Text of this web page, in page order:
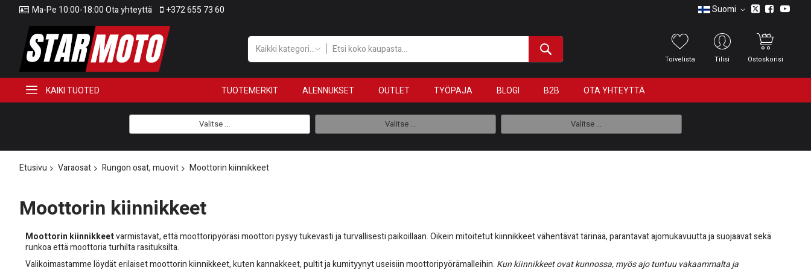
Ma-Pe 10:00-18:00 Ota yhteyttä +372 655 73 60 Suomi
Kaikki kategoriat
Toivelista Tilisi Ostoskorisi
KAIKI TUOTED TUOTEMERKIT ALENNUKSET OUTLET TYÖPAJA BLOGI B2B OTA YHTEYTTÄ
Valitse ... Valitse ... Valitse ...
Etusivu Varaosat Rungon osat, muovit Moottorin kiinnikkeet
Moottorin kiinnikkeet
Moottorin kiinnikkeetvarmistavat, että moottoripyöräsi moottori pysyy tukevasti ja turvallisesti paikoillaan. Oikein mitoitetut kiinnikkeet vähentävät tärinää, parantavat ajomukavuutta ja suojaavat sekä
runkoa että moottoria turhilta rasituksilta.
Valikoimastamme löydät erilaiset moottorin kiinnikkeet, kuten kannakkeet, pultit ja kumityynyt useisiin moottoripyörämalleihin. Kun kiinnikkeet ovat kunnossa, myös ajo tuntuu vakaammalta ja